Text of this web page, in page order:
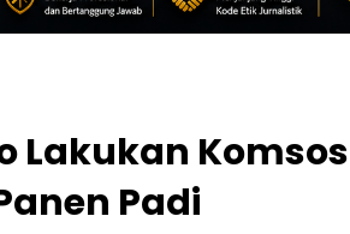
Lakukan Komsos
Padi